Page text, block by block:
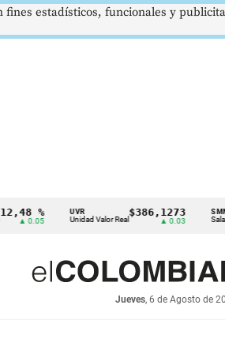
% UVR
Unidad Valor Real
$386,1273
▲ 0.03
SMMLV
Salario
Jueves, 6 de Agosto de
estadísticos, funcionales y